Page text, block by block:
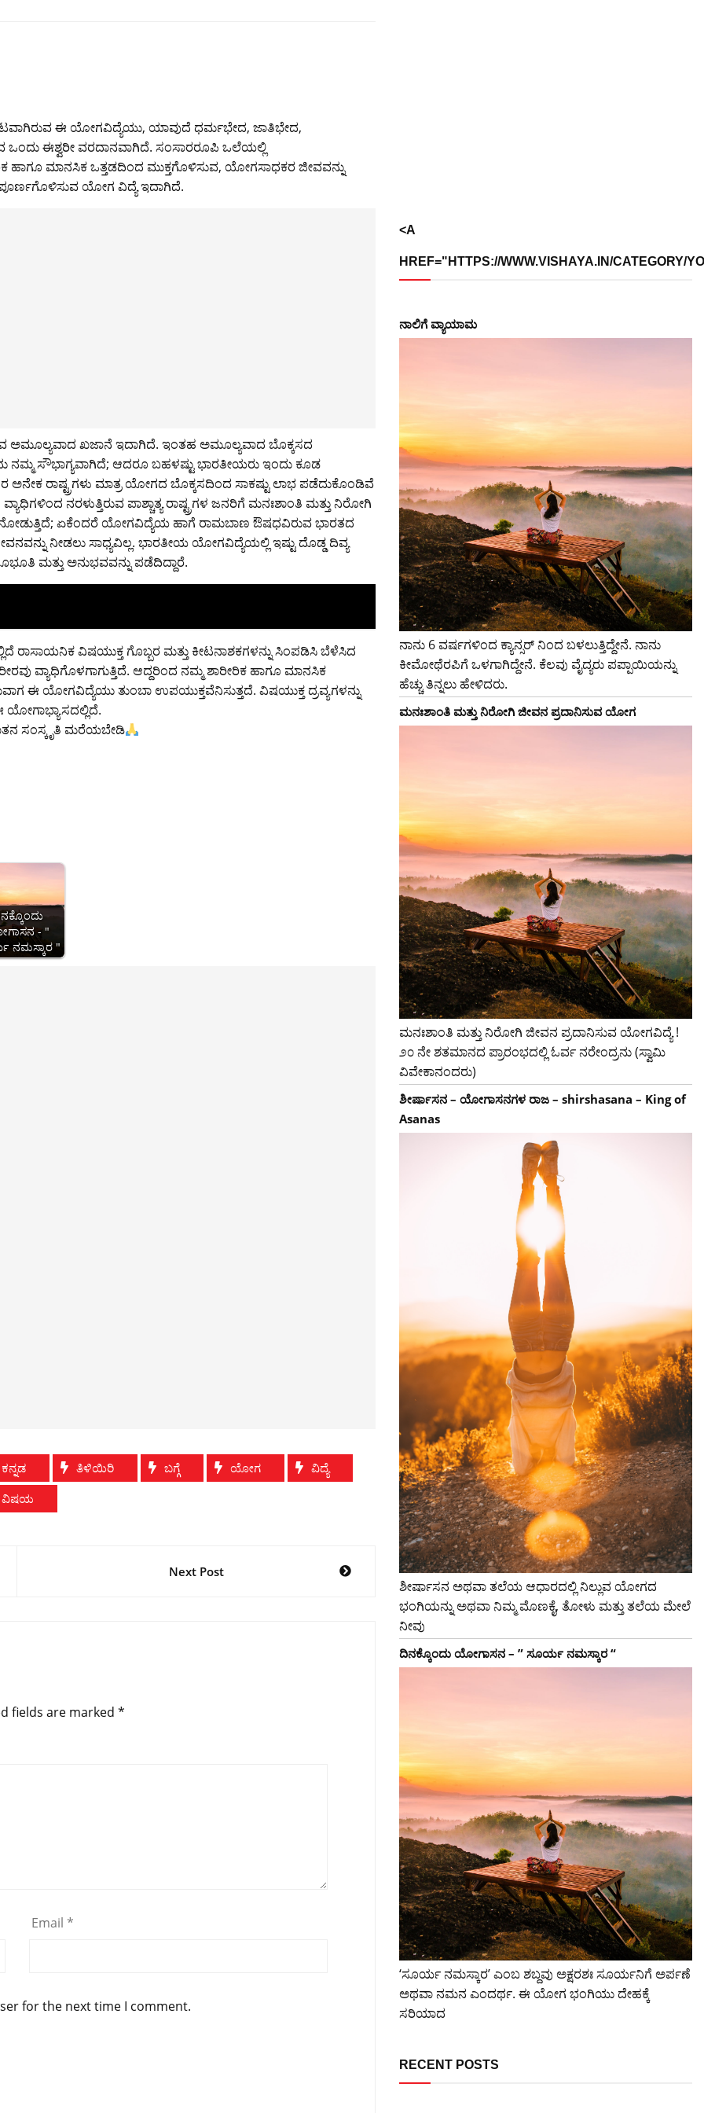
ಈ ಯೋಗವಿದ್ಯೆಯು, ಯಾವುದೆ ಧರ್ಮಭೇದ, ಜಾತಿಭೇದ,
ಒಂದು ಈಶ್ವರೀ ವರದಾನವಾಗಿದೆ. ಸಂಸಾರರೂಪಿ ಒಲೆಯಲ್ಲಿ
ಹಾಗೂ ಮಾನಸಿಕ ಒತ್ತಡದಿಂದ ಮುಕ್ತಗೊಳಿಸುವ, ಯೋಗಸಾಧಕರ ಜೀವವನ್ನು
ಯೋಗ ವಿದ್ಯೆ ಇದಾಗಿದೆ.
ಅಮೂಲ್ಯವಾದ ಖಜಾನೆ ಇದಾಗಿದೆ. ಇಂತಹ ಅಮೂಲ್ಯವಾದ ಬೊಕ್ಕಸದ
ನಮ್ಮ ಸೌಭಾಗ್ಯವಾಗಿದೆ; ಆದರೂ ಬಹಳಷ್ಟು ಭಾರತೀಯರು ಇಂದು ಕೂಡ
ರಾಷ್ಟ್ರಗಳು ಮಾತ್ರ ಯೋಗದ ಬೊಕ್ಕಸದಿಂದ ಸಾಕಷ್ಟು ಲಾಭ ಪಡೆದುಕೊಂಡಿವೆ
ನರಳುತ್ತಿರುವ ಪಾಶ್ಚಾತ್ಯ ರಾಷ್ಟ್ರಗಳ ಜನರಿಗೆ ಮನಃಶಾಂತಿ ಮತ್ತು ನಿರೋಗಿ
ಏಕೆಂದರೆ ಯೋಗವಿದ್ಯೆಯ ಹಾಗೆ ರಾಮಬಾಣ ಔಷಧವಿರುವ ಭಾರತದ
ನೀಡಲು ಸಾಧ್ಯವಿಲ್ಲ. ಭಾರತೀಯ ಯೋಗವಿದ್ಯೆಯಲ್ಲಿ ಇಷ್ಟು ದೊಡ್ಡ ದಿವ್ಯ
ಮತ್ತು ಅನುಭವವನ್ನು ಪಡೆದಿದ್ದಾರೆ.
ವಿಷಯುಕ್ತ ಗೊಬ್ಬರ ಮತ್ತು ಕೀಟನಾಶಕಗಳನ್ನು ಸಿಂಪಡಿಸಿ ಬೆಳೆಸಿದ
ವ್ಯಾಧಿಗೊಳಗಾಗುತ್ತಿದೆ. ಆದ್ದರಿಂದ ನಮ್ಮ ಶಾರೀರಿಕ ಹಾಗೂ ಮಾನಸಿಕ
ಈ ಯೋಗವಿದ್ಯೆಯು ತುಂಬಾ ಉಪಯುಕ್ತವೆನಿಸುತ್ತದೆ. ವಿಷಯುಕ್ತ ದ್ರವ್ಯಗಳನ್ನು
ಯೋಗಾಭ್ಯಾಸದಲ್ಲಿದೆ.
ಸಂಸ್ಕೃತಿ ಮರೆಯಬೇಡಿ
- "
ನಮಸ್ಕಾರ "
ಕನ್ನಡ ತಿಳಿಯಿರಿ ಬಗ್ಗೆ ಯೋಗ
ವಿದ್ಯೆ
ವಿಷಯ
Next Post
fields are marked *
Email *
for the next time I comment.
<A
HREF="HTTPS://WWW.VISHAYA.IN/CATEGORY/
ನಾಲಿಗೆ ವ್ಯಾಯಾಮ
ನಾನು 6 ವರ್ಷಗಳಿಂದ ಕ್ಯಾನ್ಸರ್ ನಿಂದ ಬಳಲುತ್ತಿದ್ದೇನೆ. ನಾನು
ಕೀಮೋಥೆರಪಿಗೆ ಒಳಗಾಗಿದ್ದೇನೆ. ಕೆಲವು ವೈದ್ಯರು ಪಪ್ಪಾಯಿಯನ್ನು
ಹೆಚ್ಚು ತಿನ್ನಲು ಹೇಳಿದರು.
ಮನಃಶಾಂತಿ ಮತ್ತು ನಿರೋಗಿ ಜೀವನ ಪ್ರದಾನಿಸುವ ಯೋಗ
ಮನಃಶಾಂತಿ ಮತ್ತು ನಿರೋಗಿ ಜೀವನ ಪ್ರದಾನಿಸುವ ಯೋಗವಿದ್ಯೆ !
೨೦ ನೇ ಶತಮಾನದ ಪ್ರಾರಂಭದಲ್ಲಿ ಓರ್ವ ನರೇಂದ್ರನು (ಸ್ವಾಮಿ
ವಿವೇಕಾನಂದರು)
ಶೀರ್ಷಾಸನ – ಯೋಗಾಸನಗಳ ರಾಜ – shirshasana – King of
Asanas
ಶೀರ್ಷಾಸನ ಅಥವಾ ತಲೆಯ ಆಧಾರದಲ್ಲಿ ನಿಲ್ಲುವ ಯೋಗದ
ಭಂಗಿಯನ್ನು ಅಥವಾ ನಿಮ್ಮ ಮೊಣಕೈ, ತೋಳು ಮತ್ತು ತಲೆಯ ಮೇಲೆ
ನೀವು
ದಿನಕ್ಕೊಂದು ಯೋಗಾಸನ – ” ಸೂರ್ಯ ನಮಸ್ಕಾರ “
‘ಸೂರ್ಯ ನಮಸ್ಕಾರ’ ಎಂಬ ಶಬ್ದವು ಅಕ್ಷರಶಃ ಸೂರ್ಯನಿಗೆ ಅರ್ಪಣೆ
ಅಥವಾ ನಮನ ಎಂದರ್ಥ. ಈ ಯೋಗ ಭಂಗಿಯು ದೇಹಕ್ಕೆ
ಸರಿಯಾದ
RECENT POSTS